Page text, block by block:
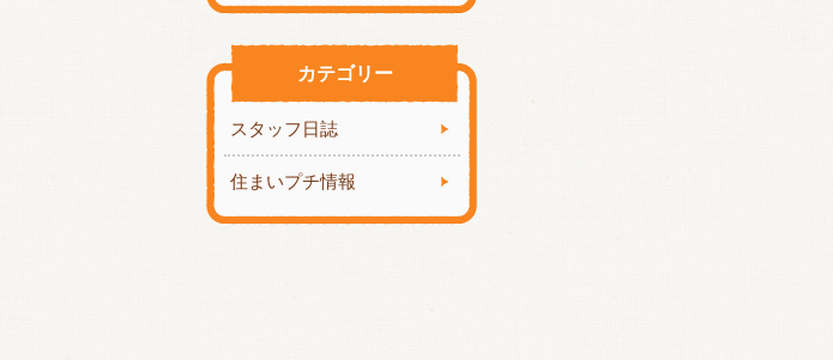
カテゴリー
スタッフ日誌
住まいプチ情報